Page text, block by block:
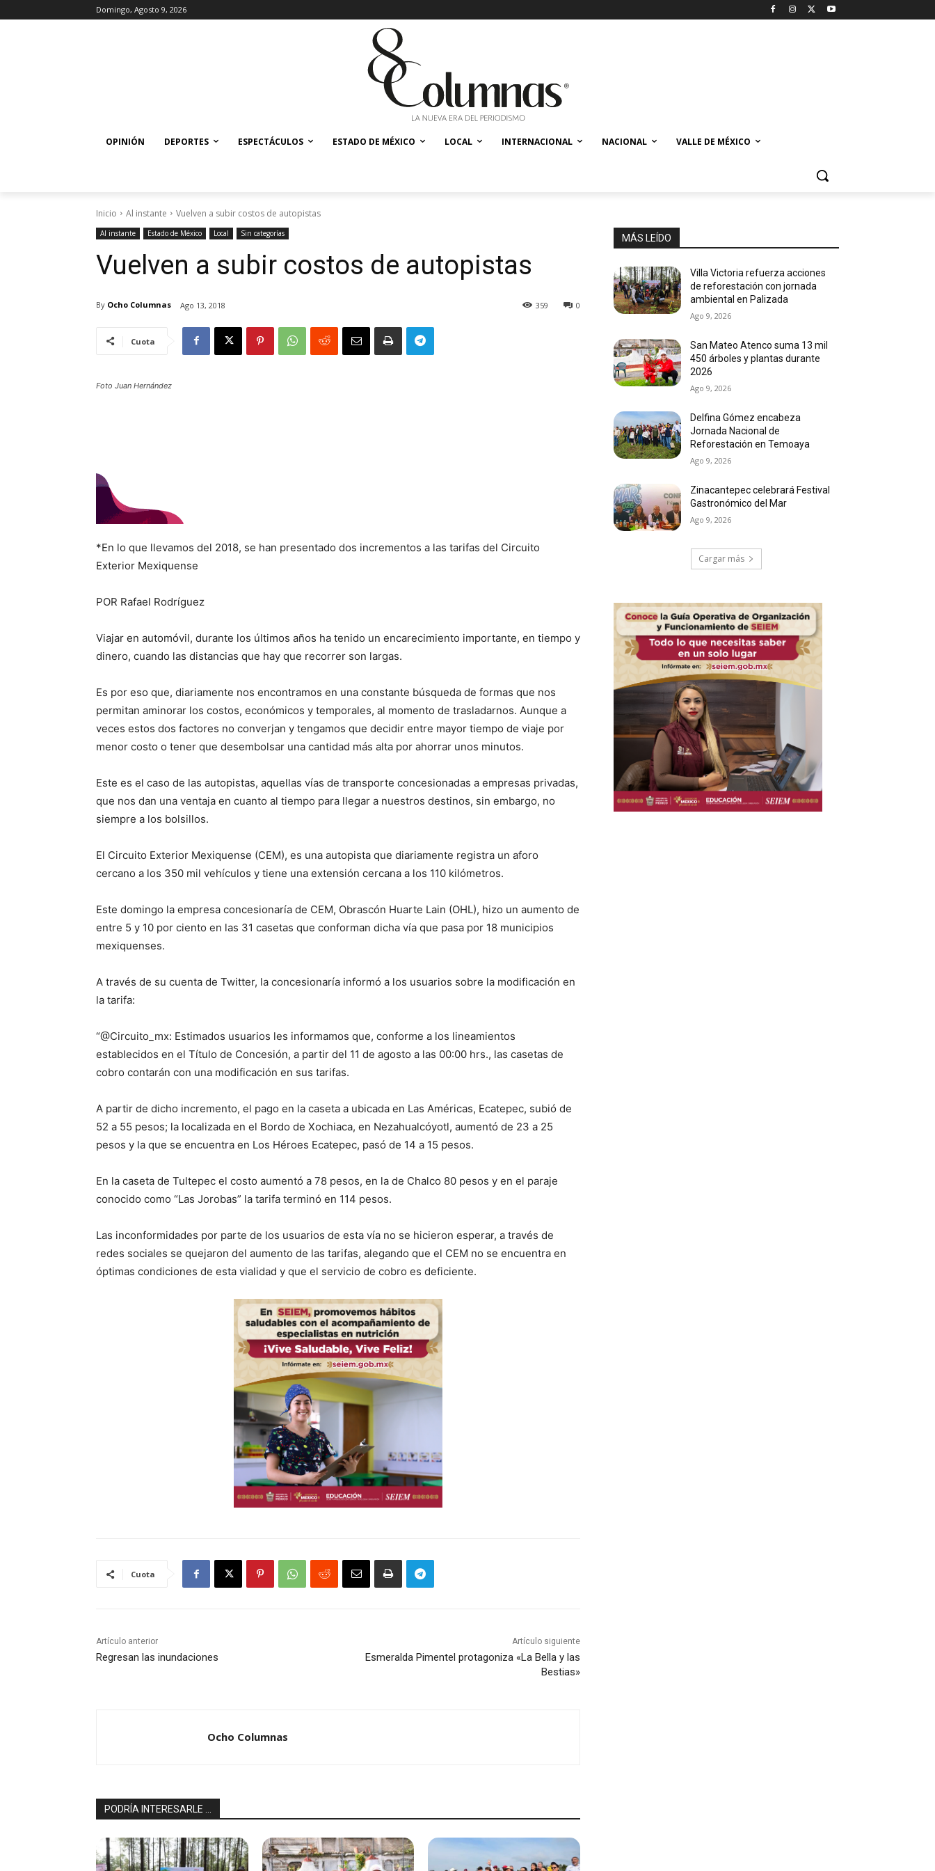
Domingo, Agosto 9, 2026
OPINIÓN DEPORTES ESPECTÁCULOS ESTADO DE MÉXICO LOCAL INTERNACIONAL NACIONAL VALLE DE MÉXICO
Inicio Al instante Vuelven a subir costos de autopistas
Al instante Estado de México Local Sin categorías
Vuelven a subir costos de autopistas
By Ocho Columnas Ago 13, 2018 0
359
Cuota
Foto Juan Hernández
*En lo que llevamos del 2018, se han presentado dos incrementos a las tarifas del Circuito
Exterior Mexiquense
POR Rafael Rodríguez
Viajar en automóvil, durante los últimos años ha tenido un encarecimiento importante, en tiempo y
dinero, cuando las distancias que hay que recorrer son largas.
Es por eso que, diariamente nos encontramos en una constante búsqueda de formas que nos
permitan aminorar los costos, económicos y temporales, al momento de trasladarnos. Aunque a
veces estos dos factores no converjan y tengamos que decidir entre mayor tiempo de viaje por
menor costo o tener que desembolsar una cantidad más alta por ahorrar unos minutos.
Este es el caso de las autopistas, aquellas vías de transporte concesionadas a empresas privadas,
que nos dan una ventaja en cuanto al tiempo para llegar a nuestros destinos, sin embargo, no
siempre a los bolsillos.
El Circuito Exterior Mexiquense (CEM), es una autopista que diariamente registra un aforo
cercano a los 350 mil vehículos y tiene una extensión cercana a los 110 kilómetros.
Este domingo la empresa concesionaría de CEM, Obrascón Huarte Lain (OHL), hizo un aumento de
entre 5 y 10 por ciento en las 31 casetas que conforman dicha vía que pasa por 18 municipios
mexiquenses.
A través de su cuenta de Twitter, la concesionaría informó a los usuarios sobre la modificación en
la tarifa:
“@Circuito_mx: Estimados usuarios les informamos que, conforme a los lineamientos
establecidos en el Título de Concesión, a partir del 11 de agosto a las 00:00 hrs., las casetas de
cobro contarán con una modificación en sus tarifas.
A partir de dicho incremento, el pago en la caseta a ubicada en Las Américas, Ecatepec, subió de
52 a 55 pesos; la localizada en el Bordo de Xochiaca, en Nezahualcóyotl, aumentó de 23 a 25
pesos y la que se encuentra en Los Héroes Ecatepec, pasó de 14 a 15 pesos.
En la caseta de Tultepec el costo aumentó a 78 pesos, en la de Chalco 80 pesos y en el paraje
conocido como “Las Jorobas” la tarifa terminó en 114 pesos.
Las inconformidades por parte de los usuarios de esta vía no se hicieron esperar, a través de
redes sociales se quejaron del aumento de las tarifas, alegando que el CEM no se encuentra en
óptimas condiciones de esta vialidad y que el servicio de cobro es deficiente.
Cuota
Artículo anterior
Regresan las inundaciones
Artículo siguiente
Esmeralda Pimentel protagoniza «La Bella y las
Bestias»
Ocho Columnas
PODRÍA INTERESARLE ...
MÁS LEÍDO
Villa Victoria refuerza acciones
de reforestación con jornada
ambiental en Palizada
Ago 9, 2026
San Mateo Atenco suma 13 mil
450 árboles y plantas durante
2026
Ago 9, 2026
Delfina Gómez encabeza
Jornada Nacional de
Reforestación en Temoaya
Ago 9, 2026
Zinacantepec celebrará Festival
Gastronómico del Mar
Ago 9, 2026
Cargar más